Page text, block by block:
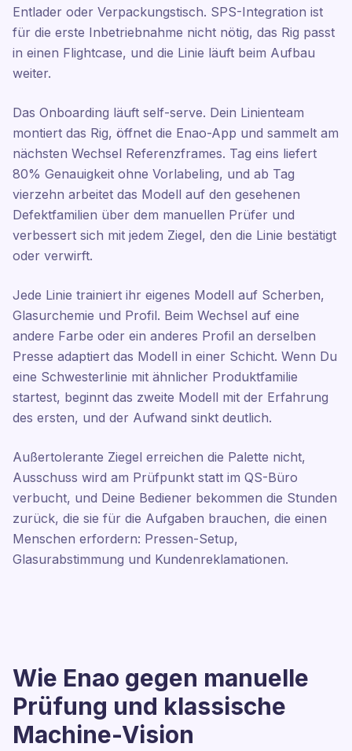
Entlader oder Verpackungstisch. SPS-Integration ist
für die erste Inbetriebnahme nicht nötig, das Rig passt
in einen Flightcase, und die Linie läuft beim Aufbau
weiter.
Das Onboarding läuft self-serve. Dein Linienteam
montiert das Rig, öffnet die Enao-App und sammelt am
nächsten Wechsel Referenzframes. Tag eins liefert
80% Genauigkeit ohne Vorlabeling, und ab Tag
vierzehn arbeitet das Modell auf den gesehenen
Defektfamilien über dem manuellen Prüfer und
verbessert sich mit jedem Ziegel, den die Linie bestätigt
oder verwirft.
Jede Linie trainiert ihr eigenes Modell auf Scherben,
Glasurchemie und Profil. Beim Wechsel auf eine
andere Farbe oder ein anderes Profil an derselben
Presse adaptiert das Modell in einer Schicht. Wenn Du
eine Schwesterlinie mit ähnlicher Produktfamilie
startest, beginnt das zweite Modell mit der Erfahrung
des ersten, und der Aufwand sinkt deutlich.
Außertolerante Ziegel erreichen die Palette nicht,
Ausschuss wird am Prüfpunkt statt im QS-Büro
verbucht, und Deine Bediener bekommen die Stunden
zurück, die sie für die Aufgaben brauchen, die einen
Menschen erfordern: Pressen-Setup,
Glasurabstimmung und Kundenreklamationen.
Wie Enao gegen manuelle
Prüfung und klassische
Machine-Vision